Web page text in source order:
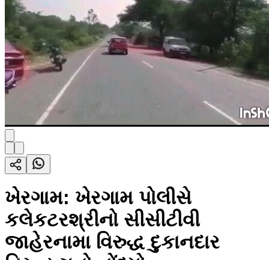
ખેરગામ: ખેરગામ પોલીસે
કલેકટરશ્રીનો સીસીટીવી
જાહેરનામા વિરુદ્ધ દુકાનદાર